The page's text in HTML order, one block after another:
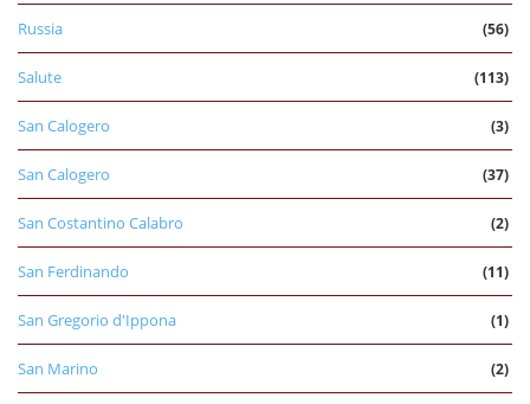
Russia (56)
Salute (113)
San Calogero (3)
San Calogero (37)
San Costantino Calabro (2)
San Ferdinando (11)
San Gregorio d'Ippona (1)
San Marino (2)